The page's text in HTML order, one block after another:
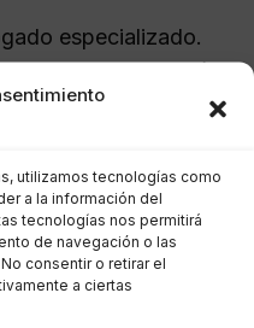
utilizamos tecnologías como
a la información del
tecnologías nos permitirá
de navegación o las
consentir o retirar el
a ciertas
especializado.
y de presentación
la negociación con
costos de
establecer un
la situación